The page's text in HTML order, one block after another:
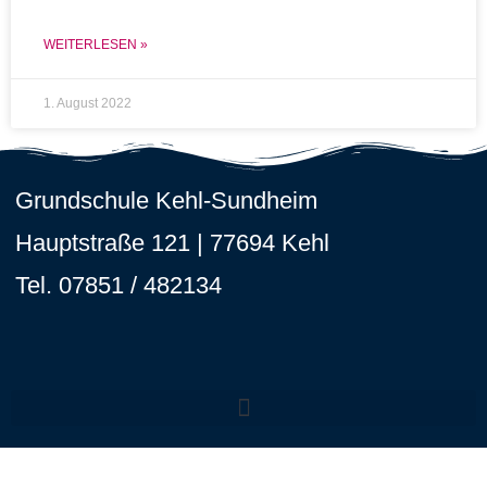
WEITERLESEN »
1. August 2022
Grundschule Kehl-Sundheim
Hauptstraße 121 | 77694 Kehl
Tel. 07851 / 482134